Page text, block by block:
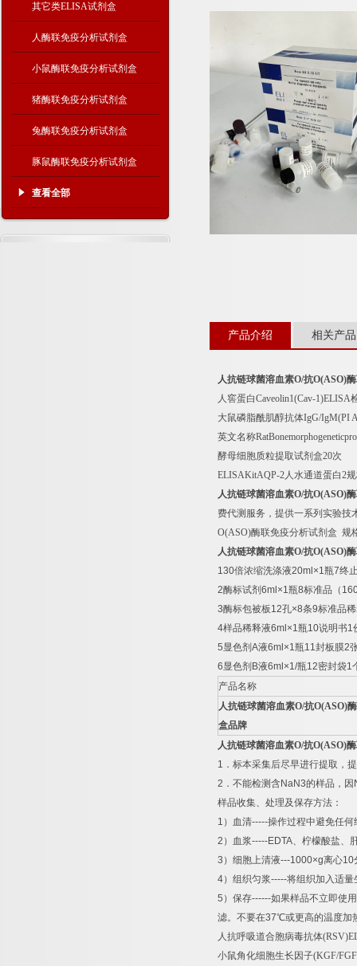
其它类ELISA试剂盒
人酶联免疫分析试剂盒
小鼠酶联免疫分析试剂盒
猪酶联免疫分析试剂盒
兔酶联免疫分析试剂盒
豚鼠酶联免疫分析试剂盒
查看全部
产品介绍 相关产品
人抗链球菌溶血素O/抗O(ASO)
人窖蛋白Caveolin1(Cav-1)ELISA
大鼠磷脂酰肌醇抗体IgG/IgM(PI
英文名称
酵母细胞质粒提取试剂盒20次
ELISAKitAQP-2人水通道蛋白2
人抗链球菌溶血素O/抗O(ASO)
费代测服务，提供一系列实验
O(ASO)酶联免疫分析试剂盒 规
人抗链球菌溶血素O/抗O(ASO)
130倍浓缩洗涤液20ml×1瓶7终
2酶标试剂 6ml×1瓶8标准品（
3酶标包被板12孔×8条9标准品
4样品稀释液6ml×1瓶10说明书1
5显色剂 A液6ml×1瓶11封板膜2
6显色剂 B液6ml×1/瓶12密封袋1
产品名称
人抗链球菌溶血素O/抗O(ASO)
盒品牌
人抗链球菌溶血素O/抗O(ASO)
1 ．标本采集后尽早进行提取，
2 ．不能检测含 NaN3的样品，因
样品收集、处理及保存方法：
1 ）血清-----操作过程中避免任
2 ）血浆-----EDTA、柠檬酸盐、
3 ）细胞上清液---1000×g离心10
4）组织匀浆-----将组织加入适量
5 ）保存------如果样品不立即使
滤。不要在37℃或更高的温度加
人抗呼吸道合胞病毒抗体
小鼠角化细胞生长因子(KGF/